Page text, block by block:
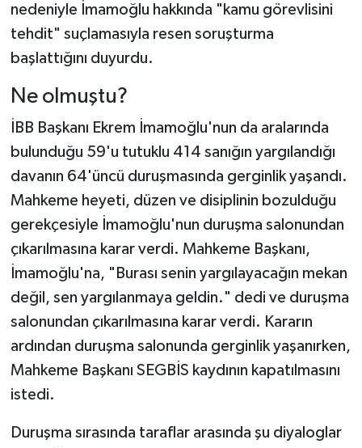
nedeniyle İmamoğlu hakkında "kamu görevlisini
tehdit" suçlamasıyla resen soruşturma
başlattığını duyurdu.
Ne olmuştu?
İBB Başkanı Ekrem İmamoğlu'nun da aralarında
bulunduğu 59'u tutuklu 414 sanığın yargılandığı
davanın 64'üncü duruşmasında gerginlik yaşandı.
Mahkeme heyeti, düzen ve disiplinin bozulduğu
gerekçesiyle İmamoğlu'nun duruşma salonundan
çıkarılmasına karar verdi. Mahkeme Başkanı,
İmamoğlu'na, "Burası senin yargılayacağın mekan
değil, sen yargılanmaya geldin." dedi ve duruşma
salonundan çıkarılmasına karar verdi. Kararın
ardından duruşma salonunda gerginlik yaşanırken,
Mahkeme Başkanı SEGBİS kaydının kapatılmasını
istedi.
Duruşma sırasında taraflar arasında şu diyaloglar